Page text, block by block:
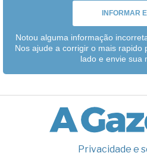
INFORMAR
Notou alguma informação
Nos ajude a corrigir o mais rapido
lado e envie sua
Privacidade e